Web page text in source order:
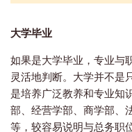
大学毕业
如果是大学毕业，专业与
灵活地判断。大学并不是
是培养广泛教养和专业知
部、经营学部、商学部、
等，较容易说明与总务职